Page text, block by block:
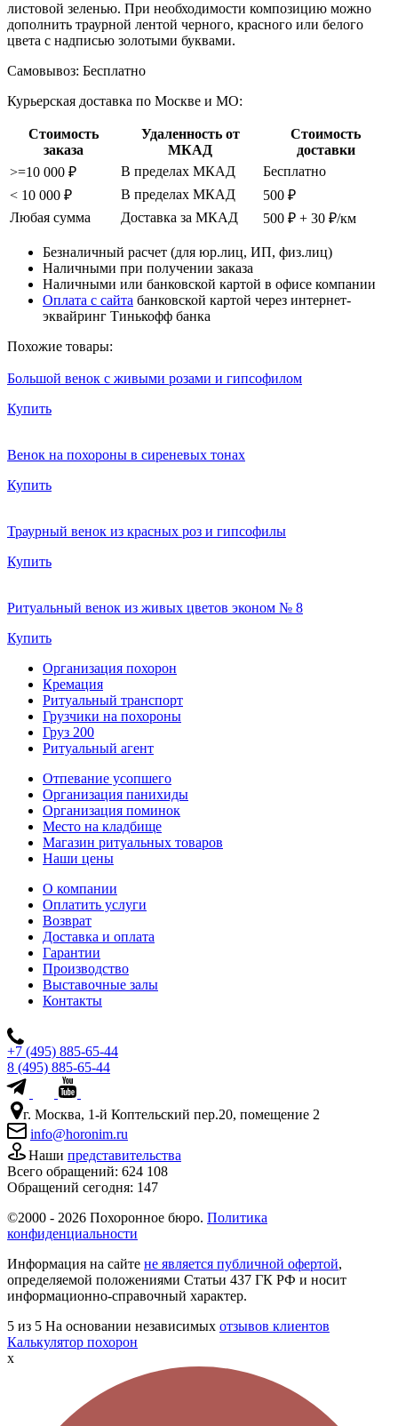
листовой зеленью. При необходимости композицию можно
дополнить траурной лентой черного, красного или белого
цвета с надписью золотыми буквами.
Самовывоз: Бесплатно
Курьерская доставка по Москве и МО:
Стоимость
заказа
Удаленность от
МКАД
Стоимость
доставки
>=10 000 ₽
В пределах МКАД
Бесплатно
< 10 000 ₽
В пределах МКАД
500 ₽
Любая сумма
Доставка за МКАД 500 ₽ + 30 ₽/км
Безналичный расчет (для юр.лиц, ИП, физ.лиц)
Наличными при получении заказа
Наличными или банковской картой в офисе компании
Оплата с сайта банковской картой через интернет-
эквайринг Тинькофф банка
Похожие товары:
Большой венок с живыми розами и гипсофилом
Купить
Венок на похороны в сиреневых тонах
Купить
Траурный венок из красных роз и гипсофилы
Купить
Ритуальный венок из живых цветов эконом № 8
Купить
Организация похорон
Кремация
Ритуальный транспорт
Грузчики на похороны
Груз 200
Ритуальный агент
Отпевание усопшего
Организация панихиды
Организация поминок
Место на кладбище
Магазин ритуальных товаров
Наши цены
О компании
Оплатить услуги
Возврат
Доставка и оплата
Гарантии
Производство
Выставочные залы
Контакты
+7 (495) 885-65-44
8 (495) 885-65-44
г. Москва, 1-й Коптельский пер.20, помещение 2
info@horonim.ru
Наши представительства
Всего обращений: 624 108
Обращений сегодня: 147
©2000 - 2026 Похоронное бюро. Политика
конфиденциальности
Информация на сайте не является публичной офертой,
определяемой положениями Статьи 437 ГК РФ и носит
информационно-справочный характер.
5 из 5 На основании независимых отзывов клиентов
Калькулятор похорон
x